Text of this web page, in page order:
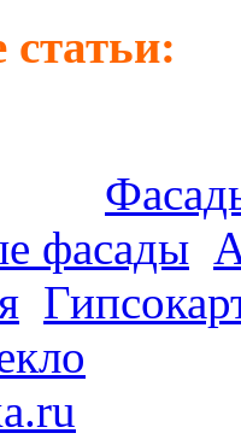
статьи:
фасады